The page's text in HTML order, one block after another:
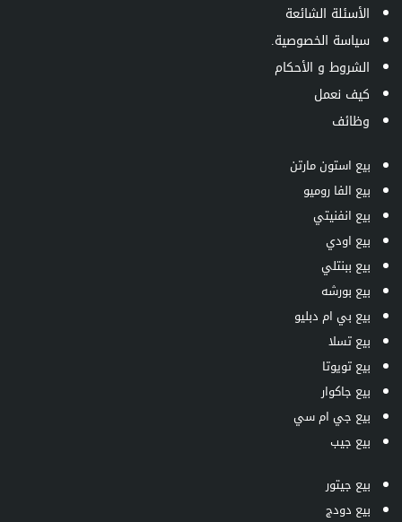
الأسئلة الشائعة
سياسة الخصوصية.
الشروط و الأحكام
كيف نعمل
وظائف
بيع استون مارتن
بيع الفا روميو
بيع انفنيتي
بيع اودي
بيع ببنتلي
بيع بورشه
بيع بي ام دبليو
بيع تسلا
بيع تويوتا
بيع جاكوار
بيع جي ام سي
بيع جيب
بيع جيتور
بيع دودج